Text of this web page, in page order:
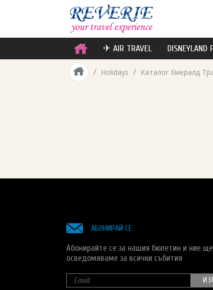
✈ AIR TRAVEL DISNEYLAND
/ Holidays / Каталог Емералд
АБОНИРАЙ СЕ
Абонирайте се за нашия бюлетин и ние
осведомяваме за всички събития